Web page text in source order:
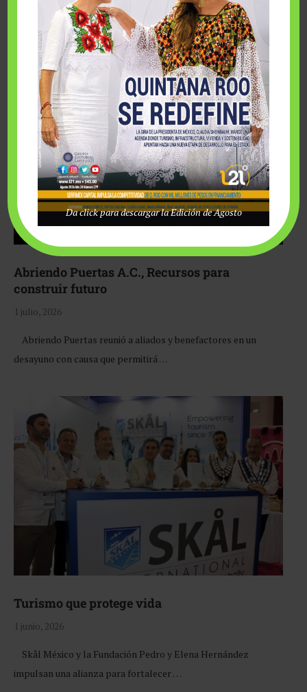
Fairmont Mayakoba y Make-A-Wish México unieron
esfuerzos para hacer realidad el deseo de una …
Abriendo Puertas A.C., Recursos para
construir futuro
1 julio, 2026
Abriendo Puertas reunió a aliados y benefactores en un
desayuno con causa que permitirá …
Turismo que protege vida
1 junio, 2026
Skål México y la Fundación Pedro y Elena Hernández
impulsan una alianza para fortalecer …
Da click para descargar la Edición de Agosto